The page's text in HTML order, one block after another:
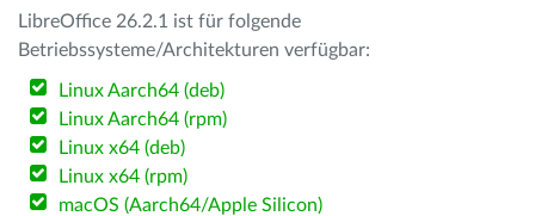
LibreOffice 26.2.1 ist für folgende
Betriebssysteme/Architekturen verfügbar:
Linux Aarch64 (deb)
Linux Aarch64 (rpm)
Linux x64 (deb)
Linux x64 (rpm)
macOS (Aarch64/Apple Silicon)